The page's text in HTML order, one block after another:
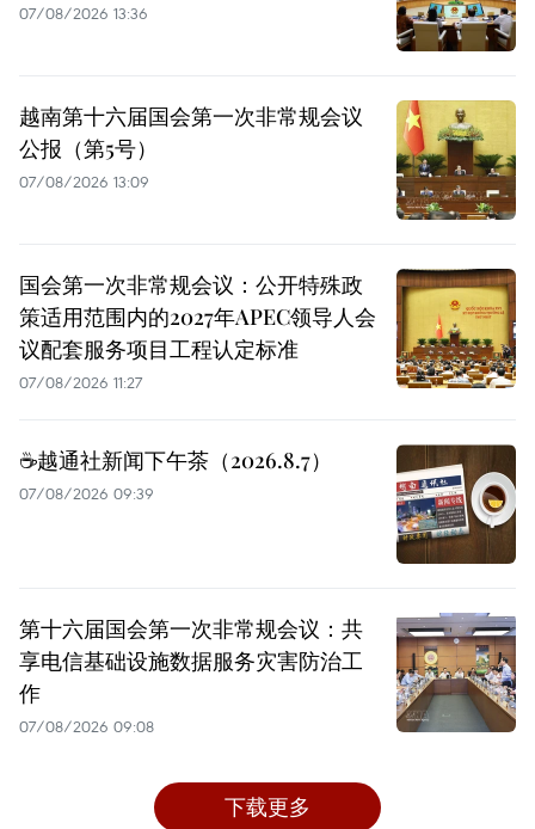
07/08/2026 13:36
越南第十六届国会第一次非常规会议
公报（第5号）
07/08/2026 13:09
国会第一次非常规会议：公开特殊政
策适用范围内的2027年APEC领导人会
议配套服务项目工程认定标准
07/08/2026 11:27
☕️越通社新闻下午茶（2026.8.7）
07/08/2026 09:39
第十六届国会第一次非常规会议：共
享电信基础设施数据服务灾害防治工
作
07/08/2026 09:08
下载更多